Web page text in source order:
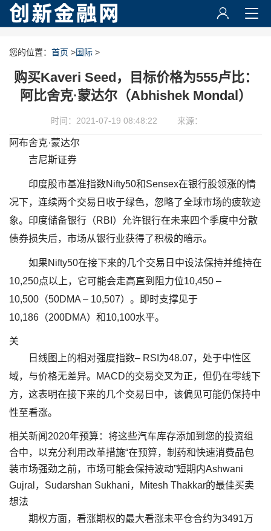
您的位置： 首页 >国际 >
购买Kaveri Seed，目标价格为555卢比：
阿比舍克·蒙达尔（Abhishek Mondal）
时间：2021-07-19 08:48:22 来源：
阿布舍克·蒙达尔
吉尼斯证券
印度股市基准指数Nifty50和Sensex在银行股领涨的情
况下，连续两个交易日收于绿色，忽略了全球市场的疲软迹
象。印度储备银行（RBI）允许银行在未来四个季度中分散
债券损失后，市场从银行业获得了积极的暗示。
如果Nifty50在接下来的几个交易日中设法保持并维持在
10,250点以上，它可能会走高直到阻力位10,450 –
10,500（50DMA – 10,507）。即时支撑见于
10,186（200DMA）和10,100水平。
关
日线图上的相对强度指数– RSI为48.07，处于中性区
域，与价格无差异。MACD的交易交叉为正，但仍在零线下
方，这表明在接下来的几个交易日中，该偏见可能仍保持中
性至看涨。
相关新闻2020年预算：将这些汽车库存添加到您的投资组
合中，以充分利用改革措施“在预算，制药和快速消费品包
装市场强劲之前，市场可能会保持波动”短期内Ashwani
Gujral，Sudarshan Sukhani，Mitesh Thakkar的最佳买卖
想法
期权方面，看涨期权的最大看涨未平仓合约为3491万